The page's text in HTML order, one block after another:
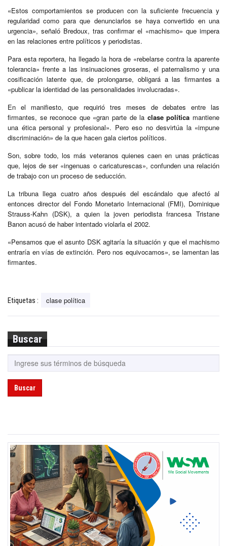
«Estos comportamientos se producen con la suficiente frecuencia y
regularidad como para que denunciarlos se haya convertido en una
urgencia», señaló Bredoux, tras confirmar el «machismo» que impera
en las relaciones entre políticos y periodistas.
Para esta reportera, ha llegado la hora de «rebelarse contra la aparente
tolerancia» frente a las insinuaciones groseras, el paternalismo y una
cosificación latente que, de prolongarse, obligará a las firmantes a
«publicar la identidad de las personalidades involucradas».
En el manifiesto, que requirió tres meses de debates entre las
firmantes, se reconoce que «gran parte de la clase política mantiene
una ética personal y profesional». Pero eso no desvirtúa la «impune
discriminación» de la que hacen gala ciertos políticos.
Son, sobre todo, los más veteranos quienes caen en unas prácticas
que, lejos de ser «ingenuas o caricaturescas», confunden una relación
de trabajo con un proceso de seducción.
La tribuna llega cuatro años después del escándalo que afectó al
entonces director del Fondo Monetario Internacional (FMI), Dominique
Strauss-Kahn (DSK), a quien la joven periodista francesa Tristane
Banon acusó de haber intentado violarla el 2002.
«Pensamos que el asunto DSK agitaría la situación y que el machismo
entraría en vías de extinción. Pero nos equivocamos», se lamentan las
firmantes.
Etiquetas : clase política
Buscar
Buscar